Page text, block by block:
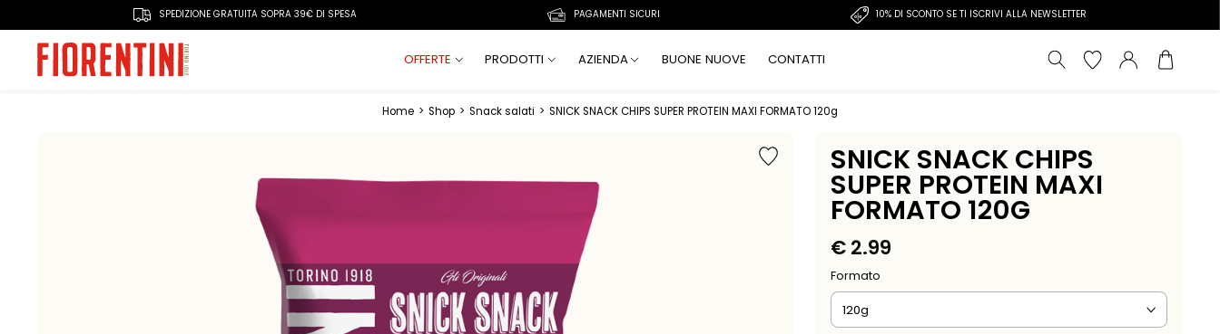
SPEDIZIONE GRATUITA SOPRA 39€ DI SPESA PAGAMENTI SICURI 10% DI SCONTO SE TI ISCRIVI ALLA NEWSLETTER
OFFERTE PRODOTTI AZIENDA BUONE NUOVE CONTATTI
Home > Shop > Snack salati > SNICK SNACK CHIPS SUPER PROTEIN MAXI FORMATO 120g
SNICK SNACK CHIPS
SUPER PROTEIN MAXI
FORMATO 120G
€2.99
Formato